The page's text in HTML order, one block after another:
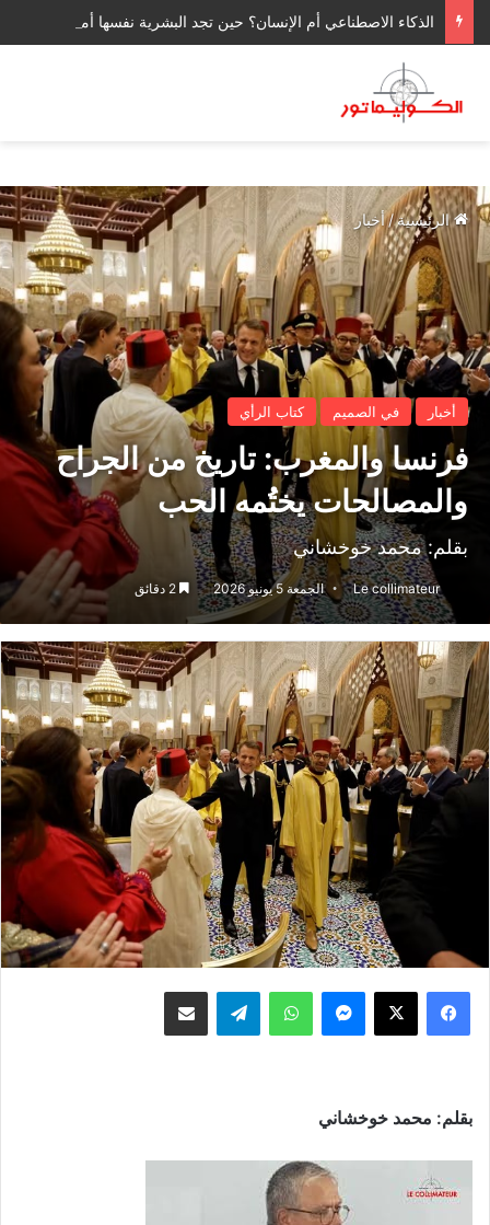
الرئيسية/أخبار
أخبار في الصميم كتاب الرأي
فرنسا والمغرب: تاريخ من الجراح
والمصالحات يختُمه الحب
بقلم: محمد خوخشاني
Le collimateur الجمعة 5 يونيو 2026
واتساب تيلقرام
بقلم: محمد خوخشاني